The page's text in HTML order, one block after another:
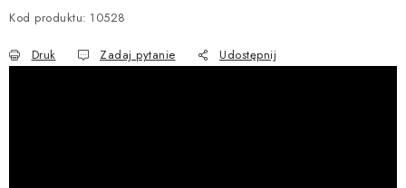
Kod produktu: 10528
Druk Zadaj pytanie Udostępnij